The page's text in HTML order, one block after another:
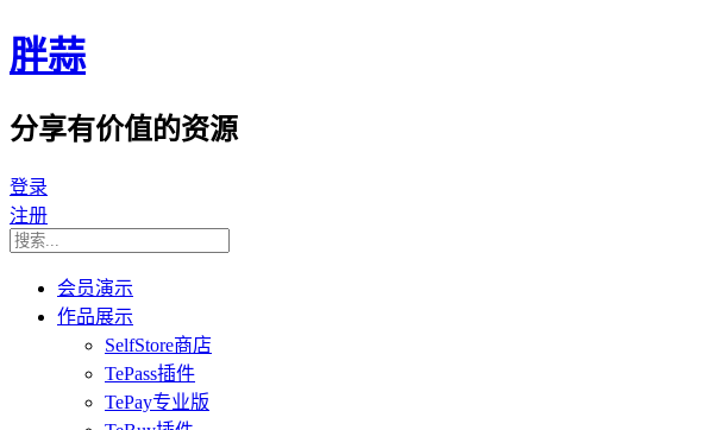
胖蒜
分享有价值的资源
登录
注册
会员演示
作品展示
SelfStore商店
TePass插件
TePay专业版